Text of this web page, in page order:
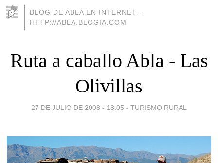
BLOG DE ABLA EN INTERNET -
HTTP://ABLA.BLOGIA.COM
Ruta a caballo Abla - Las
Olivillas
27 DE JULIO DE 2008 - 18:05 - TURISMO RURAL